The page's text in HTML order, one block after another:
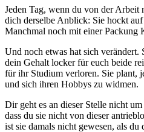
Jeden Tag, wenn du von der Arbeit
dich derselbe Anblick: Sie hockt
Manchmal noch mit einer Packung
Und noch etwas hat sich verändert.
dein Gehalt locker für euch beide
für ihr Studium verloren. Sie plant,
und sich ihren Hobbys zu widmen.
Dir geht es an dieser Stelle nicht
dass du sie nicht von dieser
ist sie damals nicht gewesen, als du